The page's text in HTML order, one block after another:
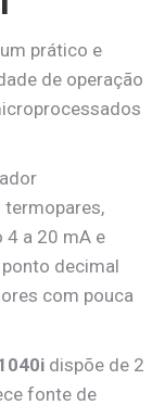
prático e
de operação
a 20 mA e
decimal
com pouca
dispõe de 2
fonte de